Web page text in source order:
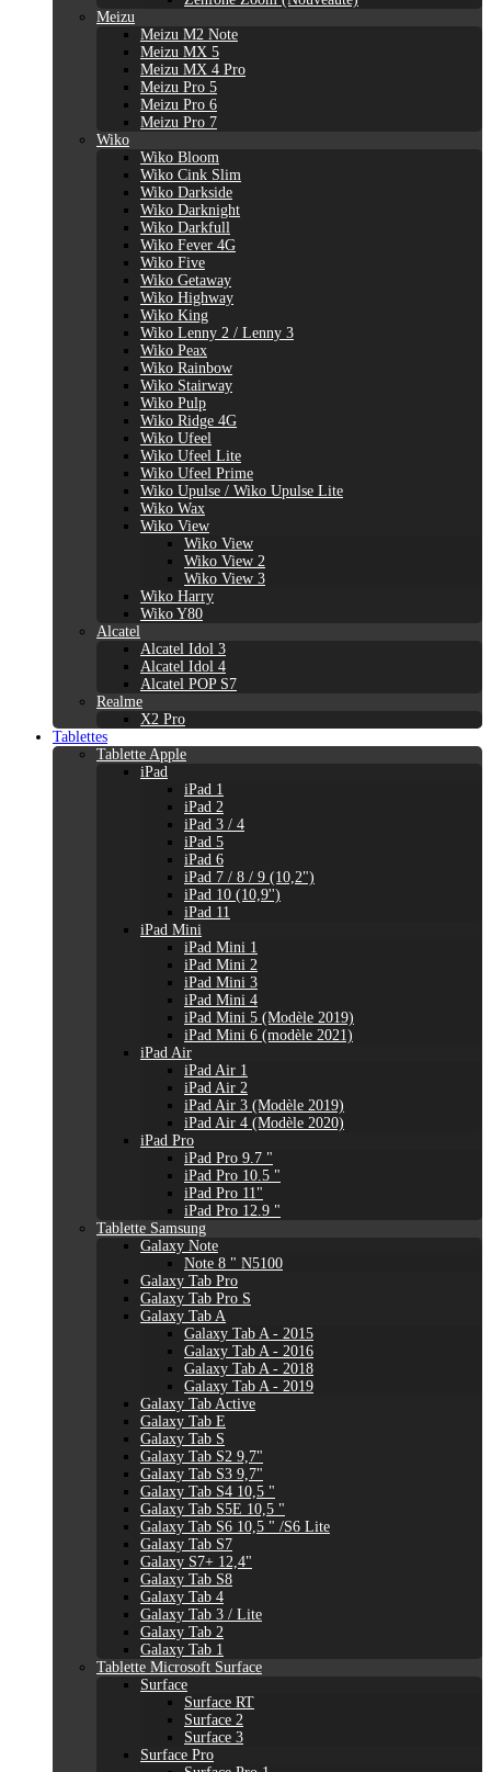
Meizu
Meizu M2 Note
Meizu MX 5
Meizu MX 4 Pro
Meizu Pro 5
Meizu Pro 6
Meizu Pro 7
Wiko
Wiko Bloom
Wiko Cink Slim
Wiko Darkside
Wiko Darknight
Wiko Darkfull
Wiko Fever 4G
Wiko Five
Wiko Getaway
Wiko Highway
Wiko King
Wiko Lenny 2 / Lenny 3
Wiko Peax
Wiko Rainbow
Wiko Stairway
Wiko Pulp
Wiko Ridge 4G
Wiko Ufeel
Wiko Ufeel Lite
Wiko Ufeel Prime
Wiko Upulse / Wiko Upulse Lite
Wiko Wax
Wiko View
Wiko View
Wiko View 2
Wiko View 3
Wiko Harry
Wiko Y80
Alcatel
Alcatel Idol 3
Alcatel Idol 4
Alcatel POP S7
Realme
X2 Pro
Tablettes
Tablette Apple
iPad
iPad 1
iPad 2
iPad 3 / 4
iPad 5
iPad 6
iPad 7 / 8 / 9 (10,2")
iPad 10 (10,9'')
iPad 11
iPad Mini
iPad Mini 1
iPad Mini 2
iPad Mini 3
iPad Mini 4
iPad Mini 5 (Modèle 2019)
iPad Mini 6 (modèle 2021)
iPad Air
iPad Air 1
iPad Air 2
iPad Air 3 (Modèle 2019)
iPad Air 4 (Modèle 2020)
iPad Pro
iPad Pro 9.7 "
iPad Pro 10.5 "
iPad Pro 11"
iPad Pro 12.9 "
Tablette Samsung
Galaxy Note
Note 8 " N5100
Galaxy Tab Pro
Galaxy Tab Pro S
Galaxy Tab A
Galaxy Tab A - 2015
Galaxy Tab A - 2016
Galaxy Tab A - 2018
Galaxy Tab A - 2019
Galaxy Tab Active
Galaxy Tab E
Galaxy Tab S
Galaxy Tab S2 9,7"
Galaxy Tab S3 9,7"
Galaxy Tab S4 10,5 "
Galaxy Tab S5E 10,5 "
Galaxy Tab S6 10,5 " /S6 Lite
Galaxy Tab S7
Galaxy S7+ 12,4"
Galaxy Tab S8
Galaxy Tab 4
Galaxy Tab 3 / Lite
Galaxy Tab 2
Galaxy Tab 1
Tablette Microsoft Surface
Surface
Surface RT
Surface 2
Surface 3
Surface Pro